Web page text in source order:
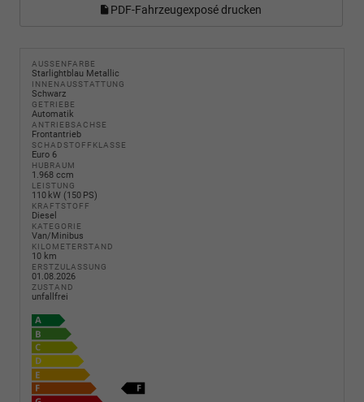
PDF-Fahrzeugexposé drucken
AUSSENFARBE
Starlightblau Metallic
INNENAUSSTATTUNG
Schwarz
GETRIEBE
Automatik
ANTRIEBSACHSE
Frontantrieb
SCHADSTOFFKLASSE
Euro 6
HUBRAUM
1.968 ccm
LEISTUNG
110 kW (150 PS)
KRAFTSTOFF
Diesel
KATEGORIE
Van/Minibus
KILOMETERSTAND
10 km
ERSTZULASSUNG
01.08.2026
ZUSTAND
unfallfrei